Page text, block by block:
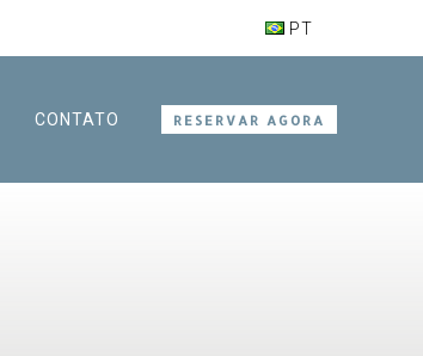
PT
CONTATO RESERVAR AGORA